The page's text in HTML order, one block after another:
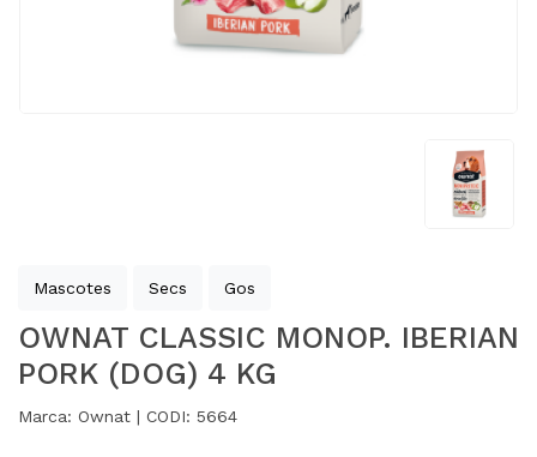
Mascotes Secs Gos
OWNAT CLASSIC MONOP. IBERIAN
PORK (DOG) 4 KG
Marca: Ownat | CODI: 5664